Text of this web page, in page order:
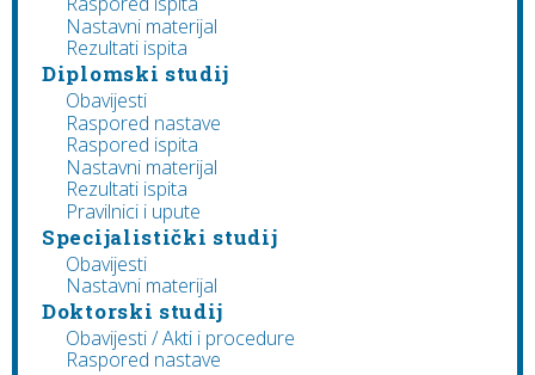
Nastavni materijal
Rezultati ispita
Diplomski studij
Obavijesti
Raspored nastave
Raspored ispita
Nastavni materijal
Rezultati ispita
Pravilnici i upute
Specijalistički studij
Obavijesti
Nastavni materijal
Doktorski studij
Obavijesti / Akti i procedure
Raspored nastave